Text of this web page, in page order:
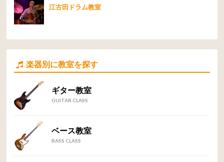
江古田ドラム教室
楽器別に教室を探す
ギター教室
GUITAR CLASS
ベース教室
BASS CLASS